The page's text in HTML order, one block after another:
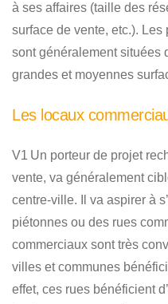
à ses affaires (taille des
surface de vente, etc.).
sont généralement situées
grandes et moyennes
Les locaux
V1 Un porteur de projet
vente, va généralement
centre-ville. Il va aspirer à
piétonnes ou des rues
commerciaux sont très
villes et communes
effet, ces rues bénéficient